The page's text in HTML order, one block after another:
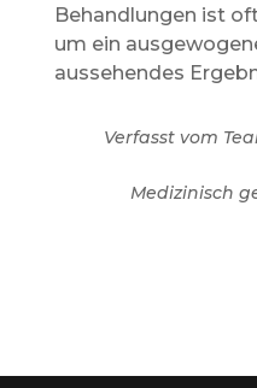
Behandlungen ist
um ein
aussehendes
Verfasst vom
Medizinisch